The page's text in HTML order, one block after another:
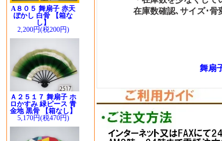
A８０５ 舞扇子 赤天
ぼかし 白骨 【箱な
し】
2,200円(税200円)
Ａ２５１７ 舞扇子 ホ
ロかすみ 緑ピース 青
金地 黒骨 【箱なし】
5,170円(税470円)
在庫数確認､サイズ･骨変
舞扇